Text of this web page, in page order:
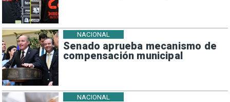
Senado aprueba mecanismo de
compensación municipal
NACIONAL
NACIONAL